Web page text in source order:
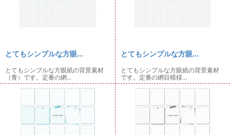
とてもシンプルな方眼...
とてもシンプルな方眼紙の背景素材
（青）です。定番の網...
とてもシンプルな方眼...
とてもシンプルな方眼紙の背景素材
です。定番の網目模様...